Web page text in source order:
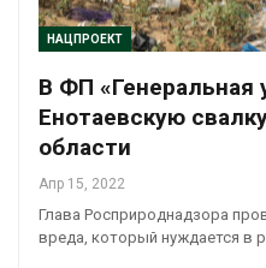
НАЦПРОЕКТ
В ФП «Генеральная
Енотаевскую
области
Апр 15, 2022
Глава Росприроднадзора
вреда, который нуждается в